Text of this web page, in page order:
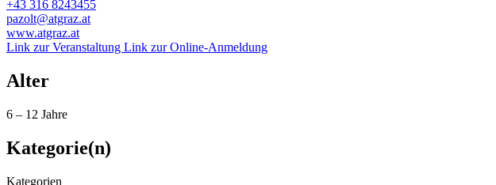
+43 316 8243455
pazolt@atgraz.at
www.atgraz.at
Link zur Veranstaltung Link zur Online-Anmeldung
Alter
6 – 12 Jahre
Kategorie(n)
Kategorien